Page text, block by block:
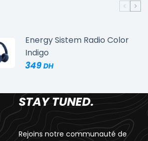
Energy Sistem Radio Color
Indigo
349
STAY TUNED.
Rejoins notre communauté de